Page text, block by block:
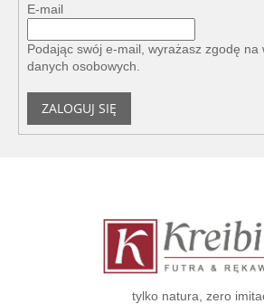
E-mail
Podając swój e-mail, wyrażasz zgodę na
danych osobowych
ZALOGUJ SIĘ
tylko natura, zero